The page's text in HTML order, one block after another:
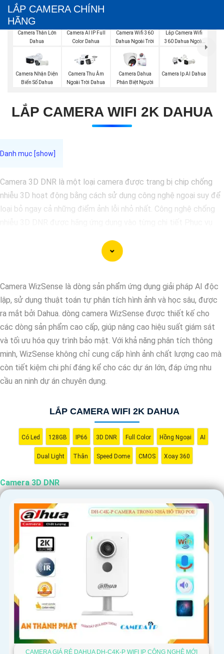
LẮP CAMERA CHÍNH
HÃNG
Camera Thân Lớn
Dahua
Camera AI IP Full
Color Dahua
Camera Wifi 360
Dahua Ngoài Trời
Lắp Camera Wifi
360 Dahua Ngoài
Camera Nhận Diện
Biển Số Dahua
Camera Thu Âm
Ngoài Trời Dahua
Camera Dahua
Phân Biệt Người
Camera Ip AI Dahua
LẮP CAMERA WIFI 2K DAHUA
Camera 3D DNR là một loại camera được trang bị chip chống
nhiễu 3D hoạt động bằng cách sử dụng công nghệ ngoại suy để
loại bỏ ngay cả những điểm ảnh lỗi nhỏ nhất. Công nghệ chống
Với tính năng chống nhiễu 3D DNR camera sẽ giúp bạn quan sát
sáng yếu hoặc độ nhiễu cao. Với Những Trang bị cao cấp làm
cho việc giám sát, quan sát trở nên dễ dàng và chính xác hơn.
Camera WizSense là dòng sản phẩm ứng dụng giải pháp AI độc
lập, sử dụng thuật toán tự phân tích hình ảnh và học sâu, được
ra mắt bởi Dahua. dòng camera WizSense được thiết kế cho
các dòng sản phẩm cao cấp, giúp nâng cao hiệu suất giám sát
và tối ưu hóa quy trình bảo mật. Với khả năng phân tích thông
minh, WizSense không chỉ cung cấp hình ảnh chất lượng cao mà
còn tiết kiệm chi phí đáng kể cho các dự án lớn, đáp ứng nhu
cầu an ninh dự án chuyên dụng.
LẮP CAMERA WIFI 2K DAHUA
Có Led 128GB IP66 3D DNR Full Color Hồng Ngoại AI
Dual Light Thân Speed Dome CMOS Xoay 360
Camera 3D DNR
CAMERA GIÁ RẺ DAHUA DH-C4K-P WIFI IP CÔNG NGHỆ MỚI